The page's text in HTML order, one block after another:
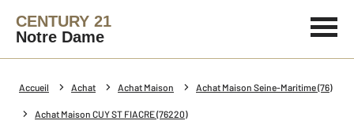
CENTURY 21
Notre Dame
Accueil Achat Achat Maison Achat Maison Seine-Maritime (76)
Achat Maison CUY ST FIACRE (76220)